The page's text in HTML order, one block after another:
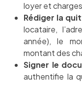
loyer et
Rédiger la
locataire,
année), le
montant des
Signer le
authentifie la